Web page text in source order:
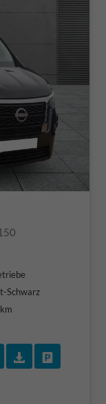
Schwarz
vereinbaren
Wir rufen Sie an